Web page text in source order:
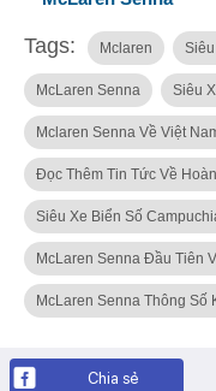
Tags: Mclaren
McLaren Senna Siêu
Mclaren Senna Về Việt
Đọc Thêm Tin Tức Về
Siêu Xe Biển Số
McLaren Senna Đầu Tiên
McLaren Senna Thông Số
Chia sẻ